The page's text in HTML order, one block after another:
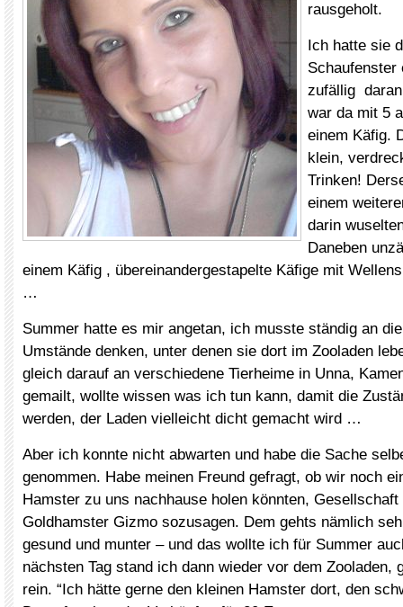
rausgeholt.
Ich hatte sie
zufällig
war da mit 5
einem Käfig.
klein,
Trinken!
einem
darin
Daneben
einem Käfig , übereinandergestapelte Käfige mit
…
Summer hatte es mir angetan, ich musste ständig an
Umstände denken, unter denen sie dort im Zooladen
gleich darauf an verschiedene Tierheime in Unna,
gemailt, wollte wissen was ich tun kann, damit die
werden, der Laden vielleicht dicht gemacht wird …
Aber ich konnte nicht abwarten und habe die Sache
genommen. Habe meinen Freund gefragt, ob wir noch
Hamster zu uns nachhause holen könnten, Gesellschaft
Goldhamster Gizmo sozusagen. Dem gehts nämlich
gesund und munter – und das wollte ich für Summer
nächsten Tag stand ich dann wieder vor dem Zooladen,
rein. “Ich hätte gerne den kleinen Hamster dort, den